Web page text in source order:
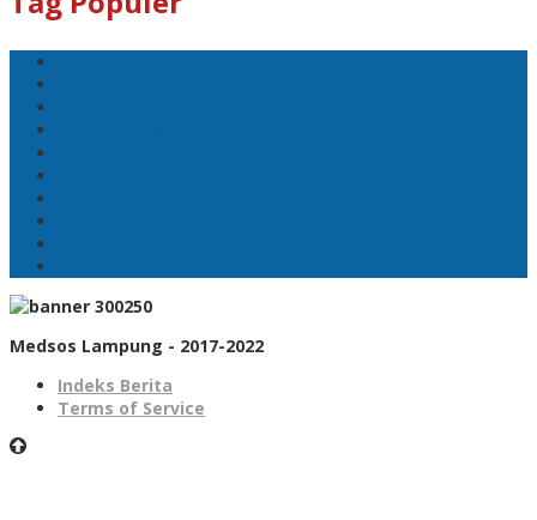
Medsos Lampung - 2017-2022
Indeks Berita
Terms of Service